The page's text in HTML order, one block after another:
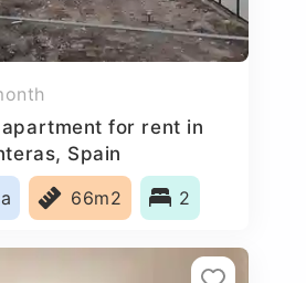
for rent in
Spain
66m2 2